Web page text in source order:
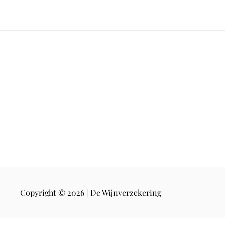
Copyright © 2026 | De Wijnverzekering